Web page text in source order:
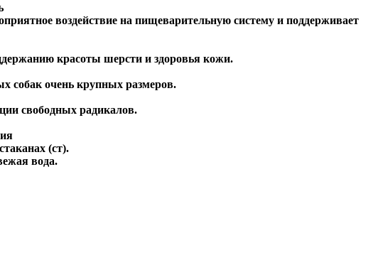
воздействие на пищеварительную систему и поддерживает
красоты шерсти и здоровья кожи.
собак очень крупных размеров.
свободных радикалов.
(ст).
вода.